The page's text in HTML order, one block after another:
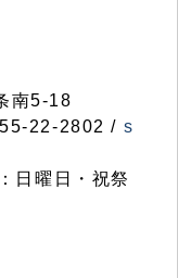
南5-18
22-2802 / s
日曜日・祝祭